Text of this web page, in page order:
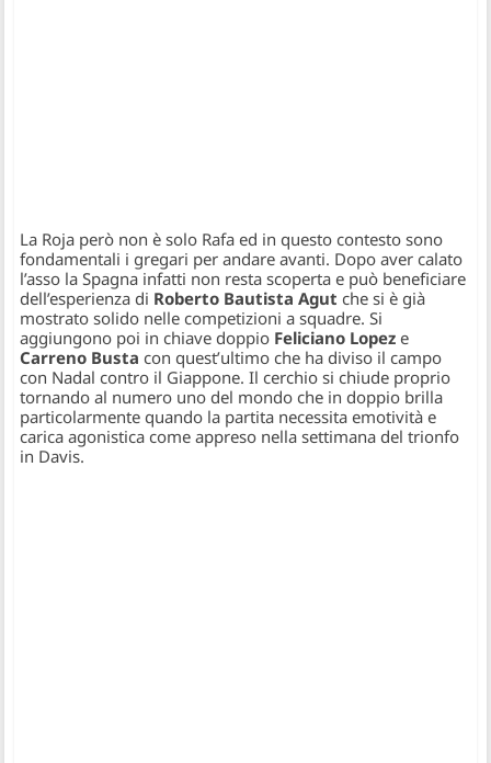
La Roja però non è solo Rafa ed in questo contesto sono
fondamentali i gregari per andare avanti. Dopo aver calato
l’asso la Spagna infatti non resta scoperta e può beneficiare
dell’esperienza di Roberto Bautista Agut che si è già
mostrato solido nelle competizioni a squadre. Si
aggiungono poi in chiave doppio Feliciano Lopez e
Carreno Busta con quest’ultimo che ha diviso il campo
con Nadal contro il Giappone. Il cerchio si chiude proprio
tornando al numero uno del mondo che in doppio brilla
particolarmente quando la partita necessita emotività e
carica agonistica come appreso nella settimana del trionfo
in Davis.